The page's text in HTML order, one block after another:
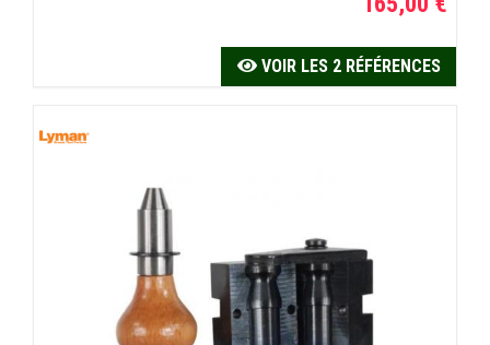
VOIR LES 2 RÉFÉRENCES